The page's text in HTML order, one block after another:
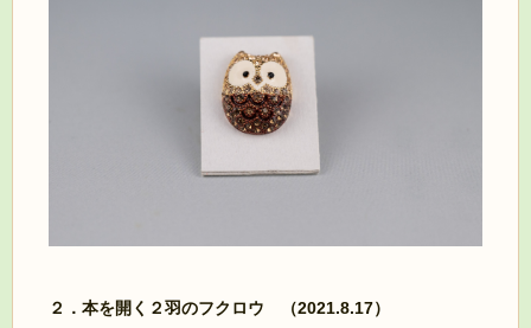
２．本を開く２羽のフクロウ （2021.8.17）